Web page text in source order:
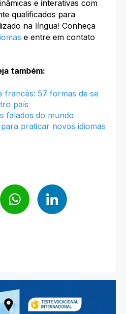
e interativas com
qualificados para
na língua! Conheça
e entre em contato
também:
francês: 57 formas de se
país
falados do mundo
praticar novos idiomas